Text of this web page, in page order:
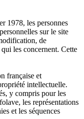
1978, les personnes
sur le site
de
les concernent. Cette
française et
intellectuelle.
y compris pour les
les représentations
et les séquences